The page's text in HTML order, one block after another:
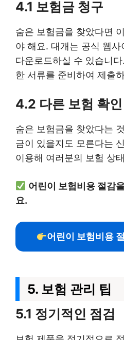
4.1 보험금 청구
숨은 보험금을 찾았다면
야 해요. 대개는 공식 웹
다운로드하실 수 있습니
한 서류를 준비하여 제출
4.2 다른 보험 확인
숨은 보험금을 찾았다는
금이 있을지도 모른다는
이용해 여러분의 보험 상
어린이 보험비용 절감
요.
어린이 보험비용
5. 보험 관리 팁
5.1 정기적인 점검